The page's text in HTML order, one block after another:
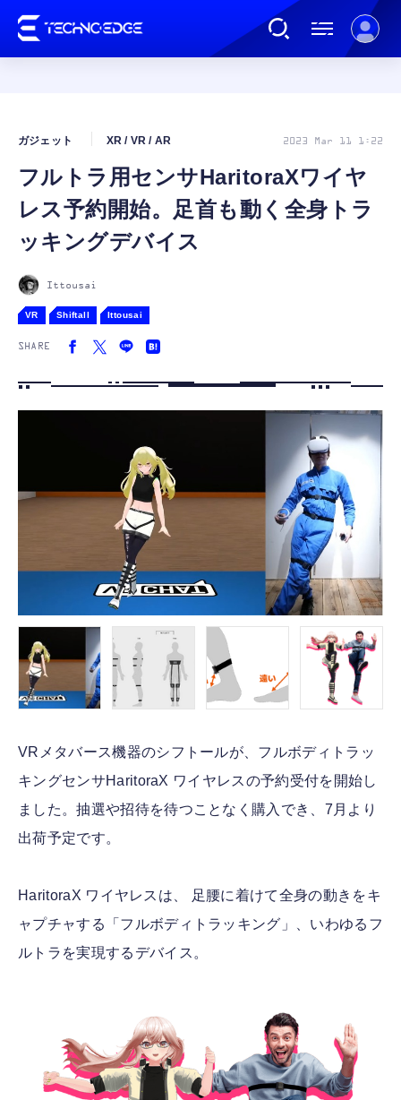
AI
ガジェット
カルチャー
フルトラ用センサHaritoraXワイヤ
レス予約開始。足首も動く全身トラ
ッキングデバイス
ガジェット XR / VR / AR 2023 Mar 11 1:22
Ittousai
VR Shiftall Ittousai
SHARE
VRメタバース機器のシフトールが、フルボディトラッ
キングセンサHaritoraX ワイヤレスの予約受付を開始し
ました。抽選や招待を待つことなく購入でき、7月より
出荷予定です。
HaritoraX ワイヤレスは、 足腰に着けて全身の動きをキ
ャプチャする「フルボディトラッキング」、いわゆるフ
ルトラを実現するデバイス。